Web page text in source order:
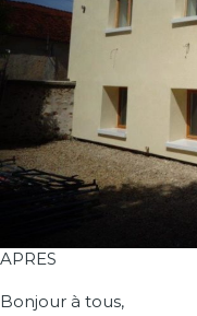
APRES
Bonjour à tous,